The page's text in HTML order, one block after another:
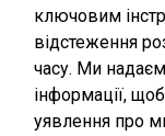
ключовим
відстеження
часу. Ми
інформації,
уявлення про